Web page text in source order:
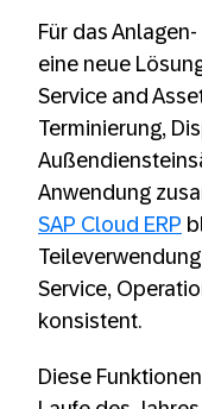
Für das
eine neue
Service and
Terminierung,
Anwendung
SAP Cloud ERP
Service,
konsistent.
Diese